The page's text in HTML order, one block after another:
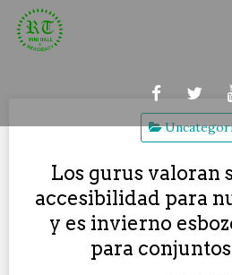
content
Los gurus valoran
accesibilidad para
y es invierno
para